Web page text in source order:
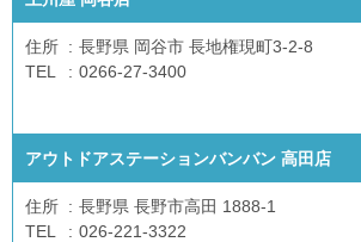
住所
長野県 岡谷市 長地権現町3-2-8
TEL
0266-27-3400
アウトドアステーションバンバン 高田店
住所
長野県 長野市高田 1888-1
TEL
026-221-3322